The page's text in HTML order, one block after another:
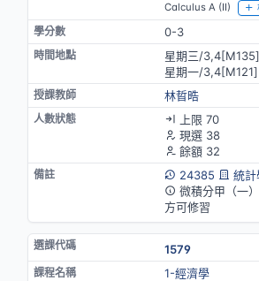
Calculus A (II)
0-3
星期三/3,4[M135]
星期一/3,4[M121]
林晢晧
上限 70
現選 38
餘額 32
24385
統計
微積分甲（一
方可修習
1579
1-經濟學